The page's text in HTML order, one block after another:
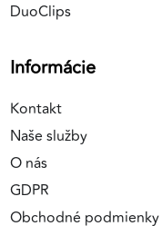
DuoClips
Informácie
Kontakt
Naše služby
O nás
GDPR
Obchodné podmienky